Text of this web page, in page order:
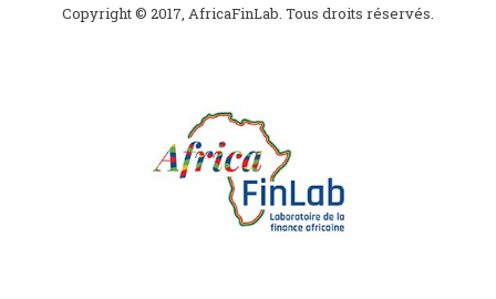
Copyright © 2017, AfricaFinLab. Tous droits réservés.